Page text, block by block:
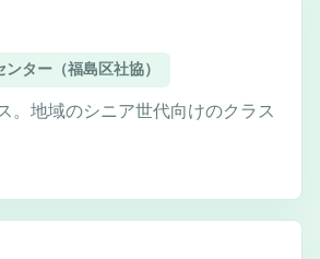
ター（福島区社協）
。地域のシニア世代向けのクラス